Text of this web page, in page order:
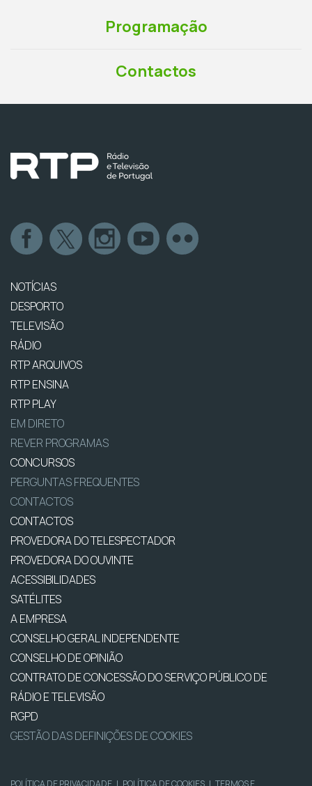
Programação
Contactos
NOTÍCIAS
DESPORTO
TELEVISÃO
RÁDIO
RTP ARQUIVOS
RTP ENSINA
RTP PLAY
EM DIRETO
REVER PROGRAMAS
CONCURSOS
PERGUNTAS FREQUENTES
CONTACTOS
CONTACTOS
PROVEDORA DO TELESPECTADOR
PROVEDORA DO OUVINTE
ACESSIBILIDADES
SATÉLITES
A EMPRESA
CONSELHO GERAL INDEPENDENTE
CONSELHO DE OPINIÃO
CONTRATO DE CONCESSÃO DO SERVIÇO PÚBLICO DE
RÁDIO E TELEVISÃO
RGPD
GESTÃO DAS DEFINIÇÕES DE COOKIES